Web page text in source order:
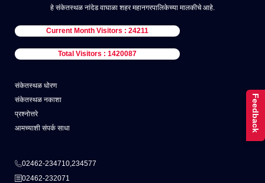
हे संकेतस्थळ नांदेड वाघाळा शहर महानगरपालिकेच्या मालकीचे आहे.
Current Month Visitors : 24211
Total Visitors : 1420087
संकेतस्थळ धोरण
संकेतस्थळ नकाशा
प्रश्नोत्तरे
आमच्याशी संपर्क साधा
02462-234710,234577
02462-232071
Feedback